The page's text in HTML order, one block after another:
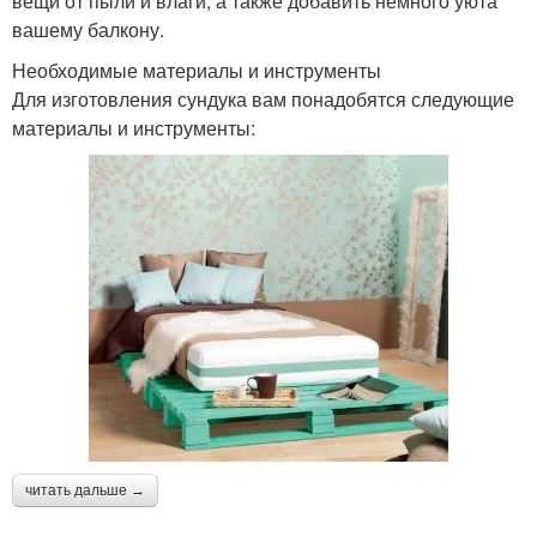
вашему балкону.
Необходимые материалы и инструменты
Для изготовления сундука вам понадобятся следующие
материалы и инструменты:
читать дальше →